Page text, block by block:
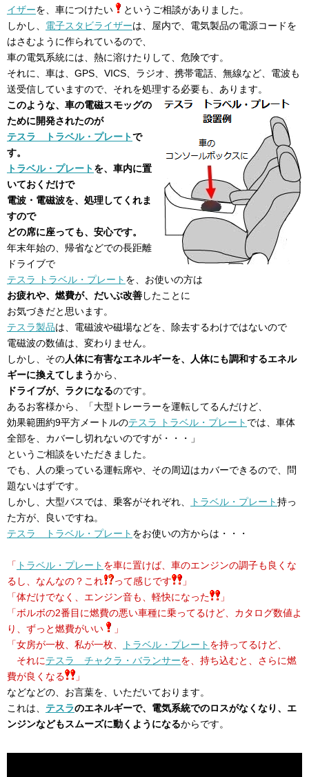
イザーを、車につけたい
というご相談がありました。
しかし、 電子スタビライザーは、屋内で、電気製品の電源コードを
はさむように作られているので、
車の電気系統には、熱に溶けたりして、危険です。
それに、車は、GPS、VICS、ラジオ、携帯電話、無線など、電波も
送受信していますので、それを処理する必要も、あります。
このような、車の電磁スモッグの
ために開発されたのが
テスラ トラベル・プレートで
す。
トラベル・プレートを、車内に置
いておくだけで
電波・電磁波を、処理してくれま
すので
どの席に座っても、安心です。
年末年始の、帰省などでの長距離
ドライブで
テスラ トラベル・プレート を、お使いの方は
お疲れや、燃費が、だいぶ改善したことに
お気づきだと思います。
テスラ製品は、電磁波や磁場などを、除去するわけではないので
電磁波の数値は、変わりません。
しかし、その人体に有害なエネルギーを、人体にも調和するエネル
ギーに換えてしまうから、
ドライブが、ラクになるのです。
あるお客様から、「大型トレーラーを運転してるんだけど、
効果範囲約9平方メートルのテスラ トラベル・プレート では、車体
全部を、カバーし切れないのですが・・・」
というご相談をいただきました。
でも、人の乗っている運転席や、その周辺はカバーできるので、問
題ないはずです。
しかし、大型バスでは、乗客がそれぞれ、
トラベル・プレート持っ
た方が、良いですね。
テスラ トラベル・プレート をお使いの方からは・・・
「 トラベル・プレート を車に置けば、車のエンジンの調子も良くな
るし、なんなの？これ
って感じです
」
「体だけでなく、エンジン音も、軽快になった
」
「ボルボの2番目に燃費の悪い車種に乗ってるけど、カタログ数値よ
り、ずっと燃費がいい
」
「女房が一枚、私が一枚、
トラベル・プレート を持ってるけど、
それにテスラ チャクラ・バランサーを、持ち込むと、さらに燃
費が良くなる
」
などなどの、お言葉を、いただいております。
これは、 テスラのエネルギーで、電気系統でのロスがなくなり、エ
ンジンなどもスムーズに動くようになるからです。